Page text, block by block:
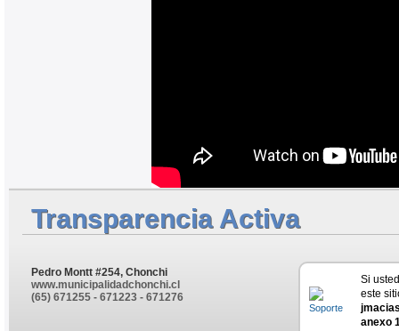
Transparencia Activa
Pedro Montt #254, Chonchi
www.municipalidadchonchi.cl
(65) 671255 - 671223 - 671276
Si
este
anexo